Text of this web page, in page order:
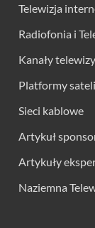
Telewizja
Radiofonia i
Kanały
Platformy
Sieci kablowe
Artykuł
Artykuły
Naziemna